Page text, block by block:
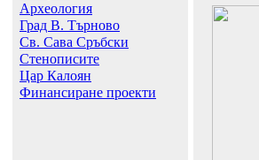
Археология
Град В. Търново
Св. Сава Сръбски
Стенописите
Цар Калоян
Финансиране проекти